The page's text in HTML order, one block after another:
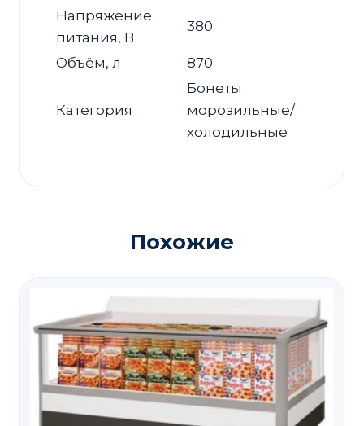
Напряжение
питания, В
380
Объём, л 870
Категория
Бонеты
морозильные/
холодильные
Похожие